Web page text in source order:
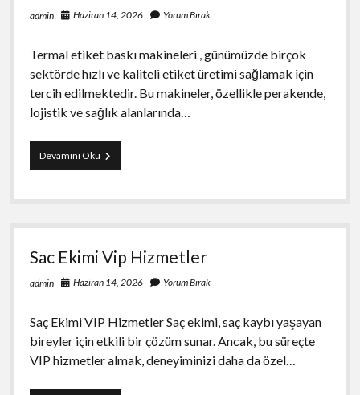
admin Haziran 14, 2026 Yorum Bırak
Termal etiket baskı makineleri , günümüzde birçok
sektörde hızlı ve kaliteli etiket üretimi sağlamak için
tercih edilmektedir. Bu makineler, özellikle perakende,
lojistik ve sağlık alanlarında…
Devamını OkuTermal
Etiket
Makineleri
Sac Ekimi Vip Hizmetler
admin Haziran 14, 2026 Yorum Bırak
Saç Ekimi VIP Hizmetler Saç ekimi, saç kaybı yaşayan
bireyler için etkili bir çözüm sunar. Ancak, bu süreçte
VIP hizmetler almak, deneyiminizi daha da özel…